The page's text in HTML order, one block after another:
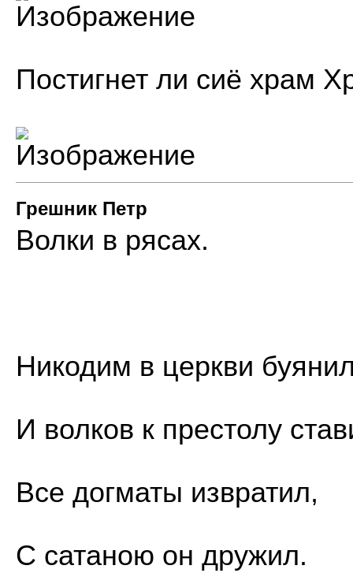
Постигнет ли сиё храм
Грешник Петр
Волки в рясах.
Никодим в церкви
И волков к престолу
Все догматы извратил,
С сатаною он дружил.